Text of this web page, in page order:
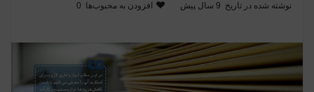
نوشته شده در تاریخ 9 سال پیش افزودن به محبوب‌ها 0